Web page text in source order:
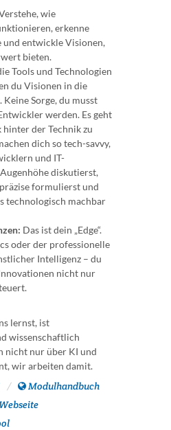
wie
erkenne
entwickle Visionen,
bieten.
Tools und Technologien
du Visionen in die
Keine Sorge, du musst
werden. Es geht
hinter der Technik zu
dich so tech-savvy,
und IT-
diskutierst,
formulierst und
technologisch machbar
Das ist dein „Edge“.
oder der professionelle
Intelligenz – du
nicht nur
lernst, ist
wissenschaftlich
nicht nur über KI und
wir arbeiten damit.
Modulhandbuch